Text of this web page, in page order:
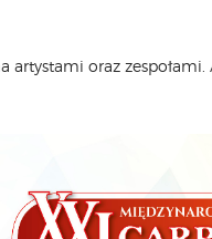
artystami oraz